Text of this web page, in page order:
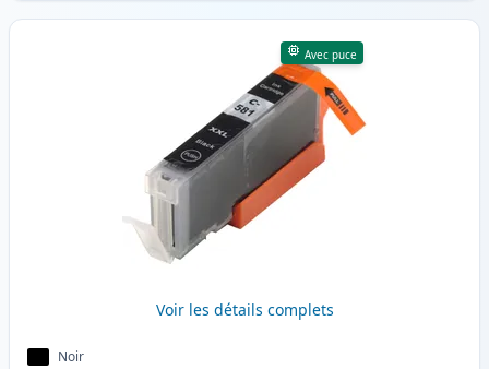
Avec puce
Voir les détails complets
Noir